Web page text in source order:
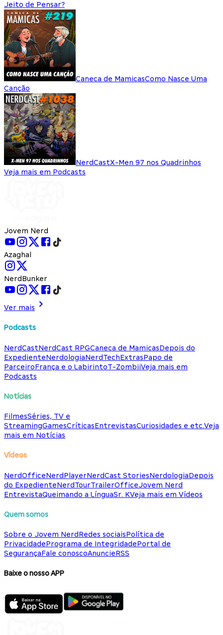
Jeito de Pensar?
Caneca de MamicasComo Nasce Uma
Canção
NerdCastX-Men 97 nos Quadrinhos
Veja mais em Podcasts
Jovem Nerd
Azaghal
NerdBunker
Ver mais
Podcasts
NerdCastNerdCast RPGCaneca de MamicasDepois do
ExpedienteNerdologiaNerdTechExtrasPapo de
ParceiroFrança e o LabirintoT-ZombiiVeja mais em
Podcasts
Notícias
FilmesSéries, TV e
StreamingGamesCríticasEntrevistasCuriosidades e etc.Veja
mais em Notícias
Vídeos
NerdOfficeNerdPlayerNerdCast StoriesNerdologiaDepois
do ExpedienteNerdTourTrailerOfficeJovem Nerd
EntrevistaQueimando a LínguaSr. KVeja mais em Vídeos
Quem somos
Sobre o Jovem NerdRedes sociaisPolítica de
PrivacidadePrograma de IntegridadePortal de
SegurançaFale conoscoAnuncieRSS
Baixe o nosso APP